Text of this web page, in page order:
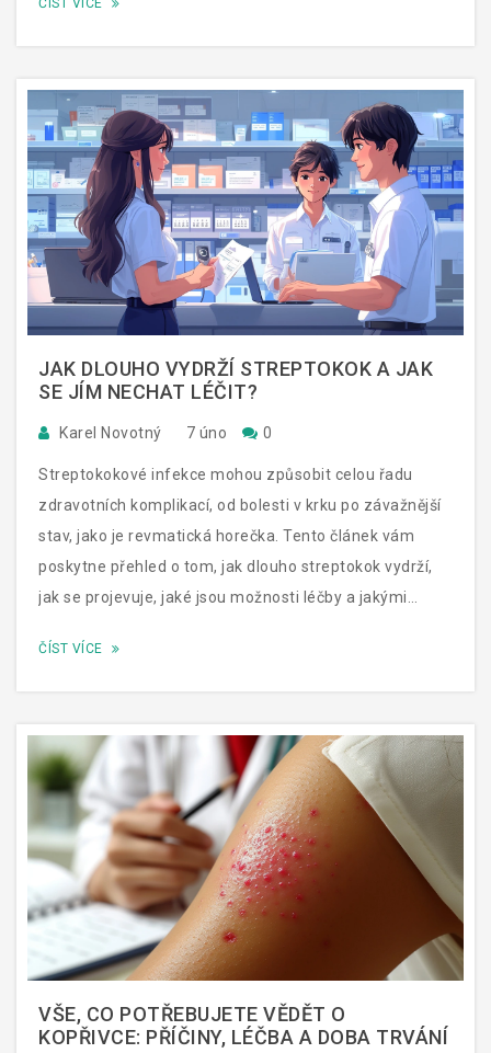
důležité být proti této chorobě očkovaný.
ČÍST VÍCE
JAK DLOUHO VYDRŽÍ STREPTOKOK A JAK
SE JÍM NECHAT LÉČIT?
Karel Novotný 7 úno 0
Streptokokové infekce mohou způsobit celou řadu
zdravotních komplikací, od bolesti v krku po závažnější
stav, jako je revmatická horečka. Tento článek vám
poskytne přehled o tom, jak dlouho streptokok vydrží,
jak se projevuje, jaké jsou možnosti léčby a jakými
perspektivy rodiče a partnera, s praktickými tipy z
ČÍST VÍCE
VŠE, CO POTŘEBUJETE VĚDĚT O
KOPŘIVCE: PŘÍČINY, LÉČBA A DOBA TRVÁNÍ